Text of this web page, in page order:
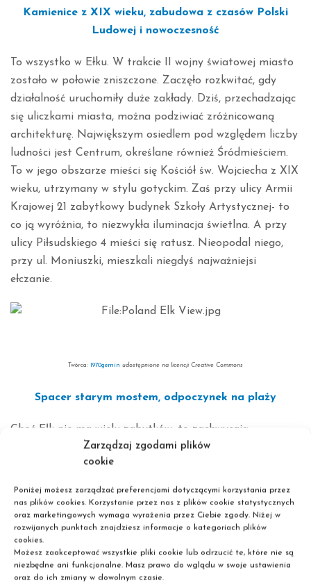
Zarządzaj zgodami plików
cookie
Poniżej możesz zarządzać preferencjami dotyczącymi korzystania przez
nas plików cookies. Korzystanie przez nas z plików cookie statystycznych
oraz marketingowych wymaga wyrażenia przez Ciebie zgody. Niżej w
rozwijanych punktach znajdziesz informacje o kategoriach plików
cookies.
Możesz zaakceptować wszystkie pliki cookie lub odrzucić te, które nie są
niezbędne ani funkcjonalne. Masz prawo do wglądu w swoje ustawienia
oraz do ich zmiany w dowolnym czasie.
Kamienice z XIX wieku, zabudowa z czasów Polski
Ludowej i nowoczesność
To wszystko w Ełku. W trakcie II wojny światowej miasto
zostało w połowie zniszczone. Zaczęło rozkwitać, gdy
działalność uruchomiły duże zakłady. Dziś, przechadzając
się uliczkami miasta, można podziwiać zróżnicowaną
architekturę. Największym osiedlem pod względem liczby
ludności jest Centrum, określane również Śródmieściem.
To w jego obszarze mieści się Kościół św. Wojciecha z XIX
wieku, utrzymany w stylu gotyckim. Zaś przy ulicy Armii
Krajowej 21 zabytkowy budynek Szkoły Artystycznej- to
co ją wyróżnia, to niezwykła iluminacja świetlna. A przy
ulicy Piłsudskiego 4 mieści się ratusz. Nieopodal niego,
przy ul. Moniuszki, mieszkali niegdyś najważniejsi
ełczanie.
Twórca: 1970gemin udostępnione na licencji Creative Commons
Spacer starym mostem, odpoczynek na plaży
Choć Ełk nie ma wielu zabytków, to zachwycają
niezwykłością. Choćby most z 1913 roku, ruiny Zamku
Krzyżackiego, zabytkowa sala sportowa i kamienice z
XIX, XX wieku przy ul. 1 Maja 11 i Armii Krajowej 23 i 25.
Poza tym sporą atrakcją jest Kolej Wąskotorowa –
świetny sposób na poznanie Ełku w starodawny sposób.
Miasto ma również plażę i zachęca nie tylko do opalania,
bo można wypożyczyć sprzęt wodny.